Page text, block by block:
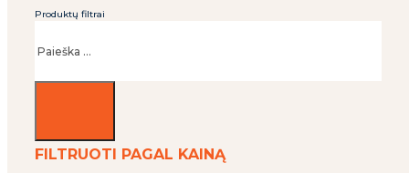
Produktų filtrai
FILTRUOTI PAGAL KAINĄ